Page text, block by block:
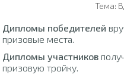
Тема:
Дипломы победителей
призовые места.
Дипломы участников
призовую тройку.